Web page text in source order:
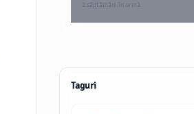
2 săptămâni în urmă
Taguri